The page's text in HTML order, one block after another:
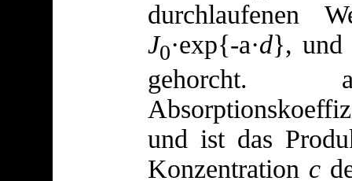
durchlaufenen
J0·exp{-a·d}, und
gehorcht.
und ist das
Konzentration c